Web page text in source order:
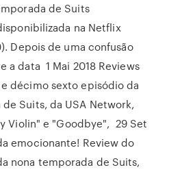
de Suits
na Netflix
Depois de uma confusão
a data 1 Mai 2018 Reviews
décimo sexto episódio da
Suits, da USA Network,
Violin" e "Goodbye", 29 Set
emocionante! Review do
nona temporada de Suits,